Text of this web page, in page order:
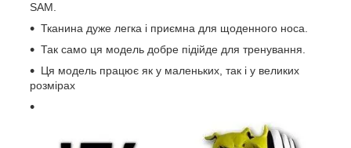
SAM.
Тканина дуже легка і приємна для щоденного носа.
Так само ця модель добре підійде для тренування.
Ця модель працює як у маленьких, так і у великих
розмірах